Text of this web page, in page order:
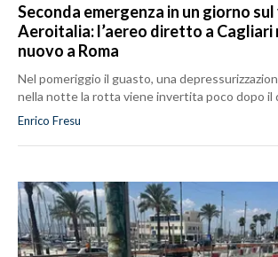
Seconda emergenza in un giorno
Aeroitalia: l’aereo diretto a Cagliari
nuovo a Roma
Nel pomeriggio il guasto, una
nella notte la rotta viene invertita poco dopo il
Enrico Fresu